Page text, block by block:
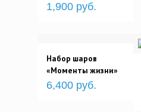
1,900 руб.
Набор шаров
«Моменты жизни»
6,400 руб.